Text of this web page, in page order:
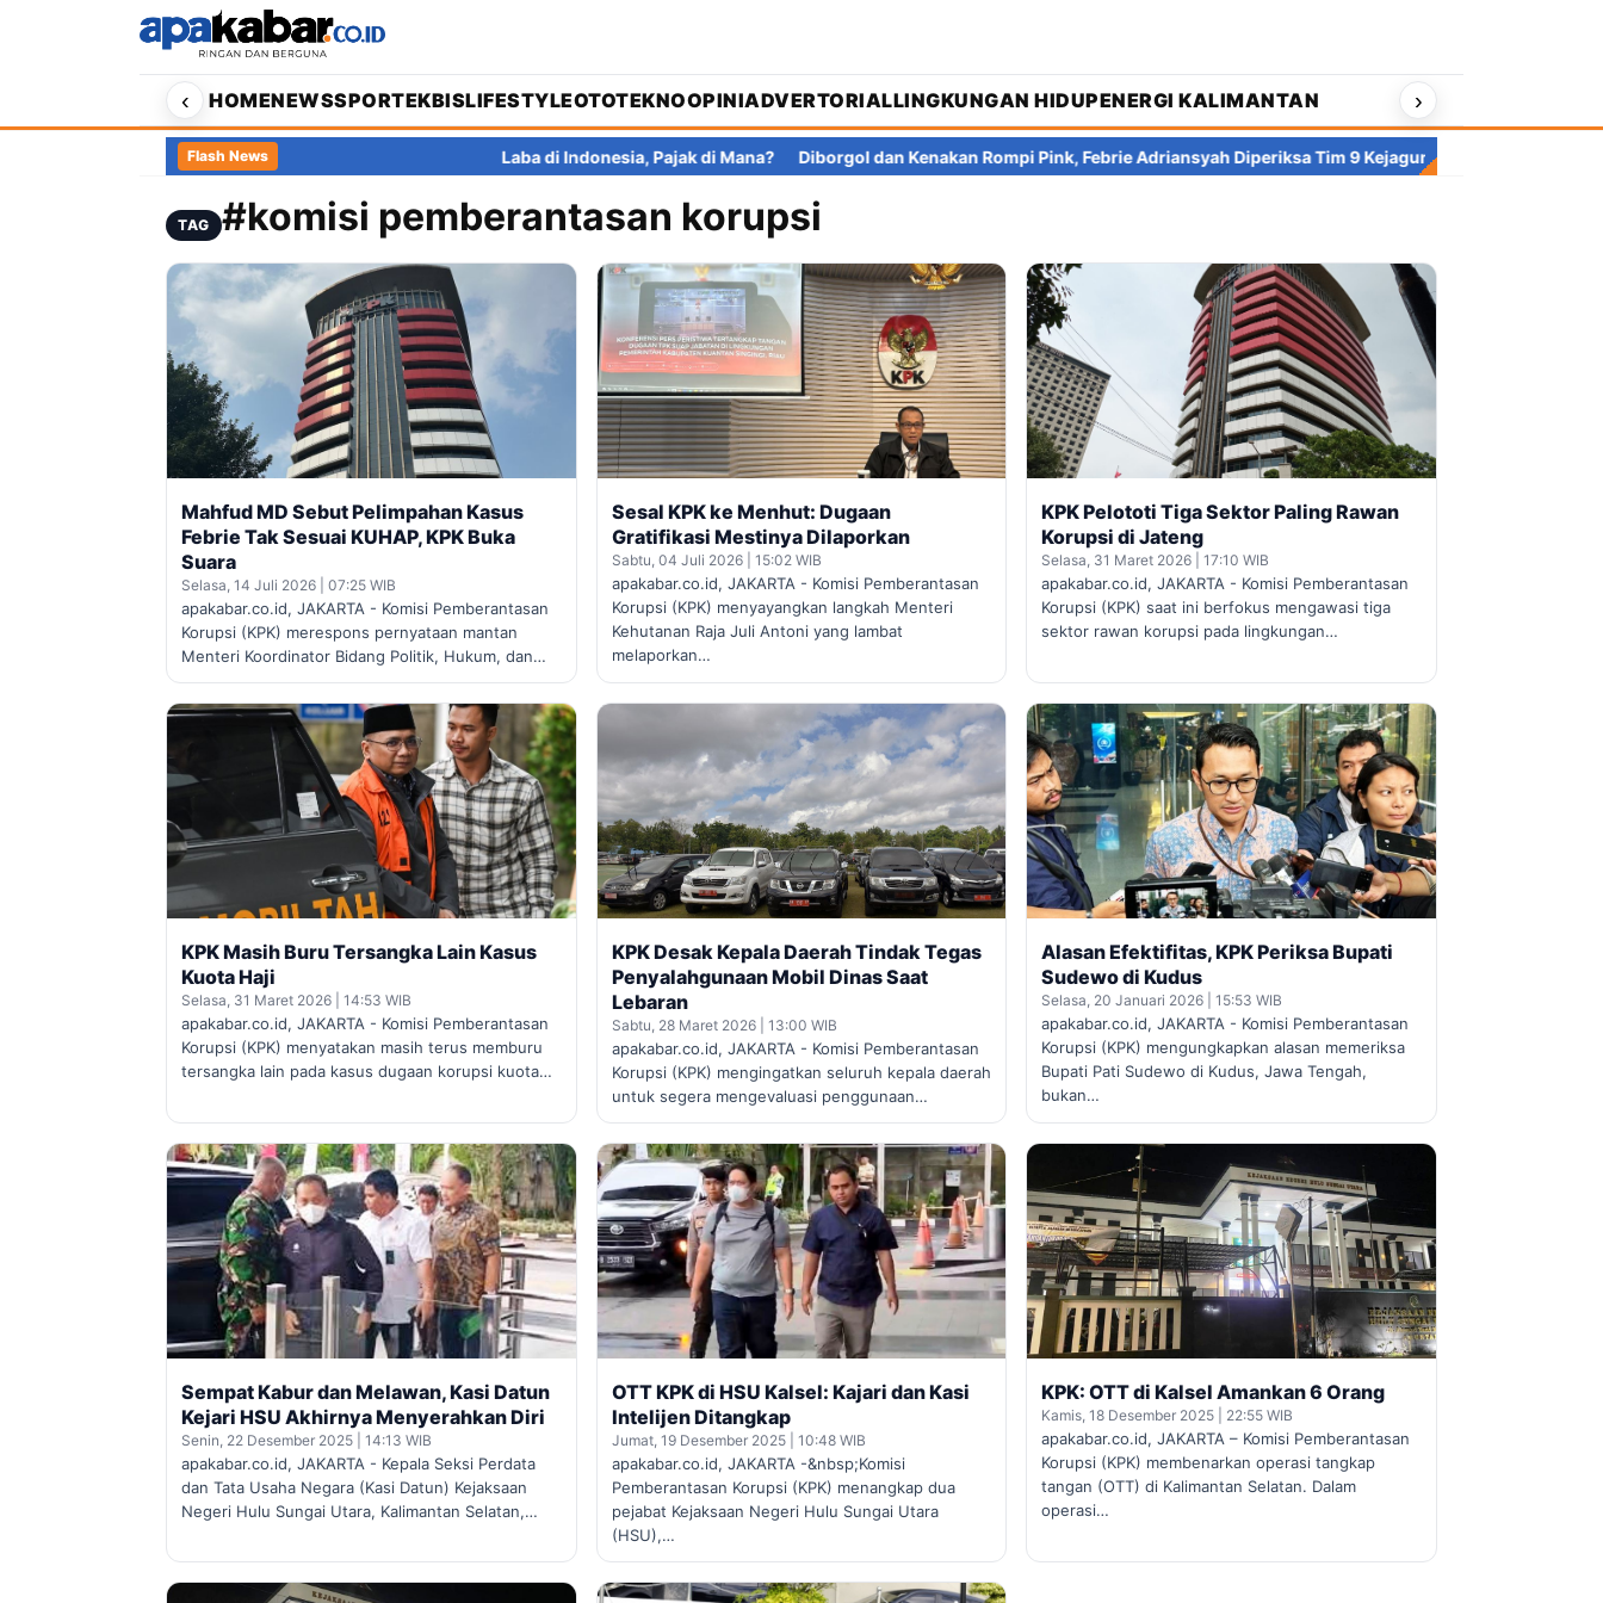
‹ HOMENEWSSPORTEKBISLIFESTYLEOTOTEKNOOPINIADVERTORIALLINGKUNGAN HIDUPENERGI KALIMANTAN ›
Flash News Laba di Indonesia, Pajak di Mana? Diborgol dan Kenakan Rompi Pink, Febrie Adriansyah Diperiksa Tim 9 Kejagung Paradoks Pertumbuhan
TAG #komisi pemberantasan korupsi
Mahfud MD Sebut Pelimpahan Kasus
Febrie Tak Sesuai KUHAP, KPK Buka
Suara
Selasa, 14 Juli 2026 | 07:25 WIB
apakabar.co.id, JAKARTA - Komisi Pemberantasan
Korupsi (KPK) merespons pernyataan mantan
Menteri Koordinator Bidang Politik, Hukum, dan…
Sesal KPK ke Menhut: Dugaan
Gratifikasi Mestinya Dilaporkan
Sabtu, 04 Juli 2026 | 15:02 WIB
apakabar.co.id, JAKARTA - Komisi Pemberantasan
Korupsi (KPK) menyayangkan langkah Menteri
Kehutanan Raja Juli Antoni yang lambat
melaporkan…
KPK Pelototi Tiga Sektor Paling Rawan
Korupsi di Jateng
Selasa, 31 Maret 2026 | 17:10 WIB
apakabar.co.id, JAKARTA - Komisi Pemberantasan
Korupsi (KPK) saat ini berfokus mengawasi tiga
sektor rawan korupsi pada lingkungan…
KPK Masih Buru Tersangka Lain Kasus
Kuota Haji
Selasa, 31 Maret 2026 | 14:53 WIB
apakabar.co.id, JAKARTA - Komisi Pemberantasan
Korupsi (KPK) menyatakan masih terus memburu
tersangka lain pada kasus dugaan korupsi kuota…
KPK Desak Kepala Daerah Tindak Tegas
Penyalahgunaan Mobil Dinas Saat
Lebaran
Sabtu, 28 Maret 2026 | 13:00 WIB
apakabar.co.id, JAKARTA - Komisi Pemberantasan
Korupsi (KPK) mengingatkan seluruh kepala daerah
untuk segera mengevaluasi penggunaan…
Alasan Efektifitas, KPK Periksa Bupati
Sudewo di Kudus
Selasa, 20 Januari 2026 | 15:53 WIB
apakabar.co.id, JAKARTA - Komisi Pemberantasan
Korupsi (KPK) mengungkapkan alasan memeriksa
Bupati Pati Sudewo di Kudus, Jawa Tengah,
bukan…
Sempat Kabur dan Melawan, Kasi Datun
Kejari HSU Akhirnya Menyerahkan Diri
Senin, 22 Desember 2025 | 14:13 WIB
apakabar.co.id, JAKARTA - Kepala Seksi Perdata
dan Tata Usaha Negara (Kasi Datun) Kejaksaan
Negeri Hulu Sungai Utara, Kalimantan Selatan,…
OTT KPK di HSU Kalsel: Kajari dan Kasi
Intelijen Ditangkap
Jumat, 19 Desember 2025 | 10:48 WIB
apakabar.co.id, JAKARTA -&nbsp;Komisi
Pemberantasan Korupsi (KPK) menangkap dua
pejabat Kejaksaan Negeri Hulu Sungai Utara
(HSU),…
KPK: OTT di Kalsel Amankan 6 Orang
Kamis, 18 Desember 2025 | 22:55 WIB
apakabar.co.id, JAKARTA – Komisi Pemberantasan
Korupsi (KPK) membenarkan operasi tangkap
tangan (OTT) di Kalimantan Selatan. Dalam
operasi…